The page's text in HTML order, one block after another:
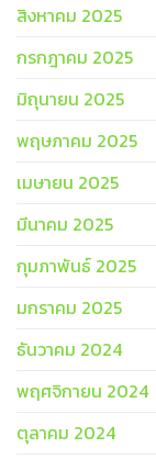
สิงหาคม 2025
กรกฎาคม 2025
มิถุนายน 2025
พฤษภาคม 2025
เมษายน 2025
มีนาคม 2025
กุมภาพันธ์ 2025
มกราคม 2025
ธันวาคม 2024
พฤศจิกายน 2024
ตุลาคม 2024